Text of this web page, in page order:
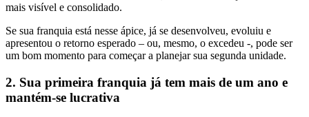
mais visível e consolidado.
Se sua franquia está nesse ápice, já se desenvolveu, evoluiu e
apresentou o retorno esperado – ou, mesmo, o excedeu -, pode ser
um bom momento para começar a planejar sua segunda unidade.
2. Sua primeira franquia já tem mais de um ano e
mantém-se lucrativa